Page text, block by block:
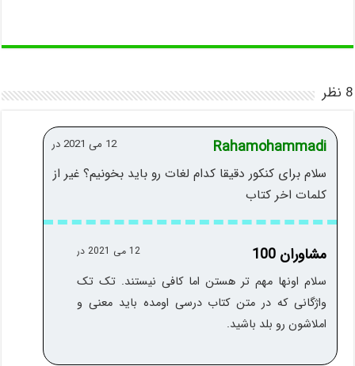
8 نظر
Rahamohammadi 12 می 2021 در
سلام برای کنکور دقیقا کدام لغات رو باید بخونیم؟ غیر از
کلمات اخر کتاب
مشاوران 100 12 می 2021 در
سلام اونها مهم تر هستن اما کافی نیستند. تک تک
واژگانی که در متن کتاب درسی اومده باید معنی و
املاشون رو بلد باشید.